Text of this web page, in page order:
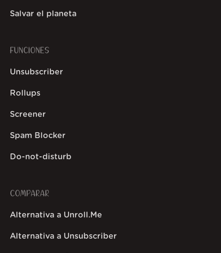
Salvar el planeta
FUNCIONES
Unsubscriber
Rollups
Screener
Spam Blocker
Do-not-disturb
COMPARAR
Alternativa a Unroll.Me
Alternativa a Unsubscriber